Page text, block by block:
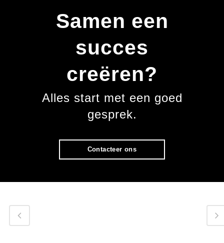
Samen een
succes
creëren?
Alles start met een goed
gesprek.
Contacteer ons